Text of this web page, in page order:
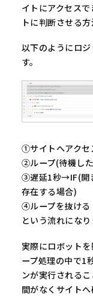
イトにアクセス
トに判断させる方
以下のようにロ
す。
①サイトへアクセ
②ループ(待機し
③遅延1秒→IF(開
存在する場合)
④ループを抜ける
という流れになり
実際にロボット
ープ処理の中で1
ンが実行される
間がなくサイト